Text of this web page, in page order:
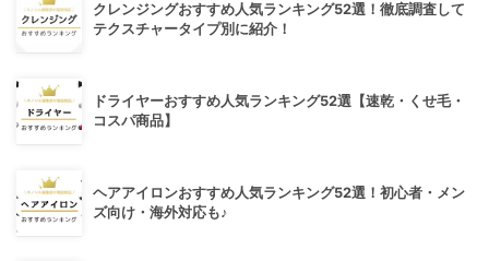
クレンジングおすすめ人気ランキング52選！徹底調査して
テクスチャータイプ別に紹介！
ドライヤーおすすめ人気ランキング52選【速乾・くせ毛・
コスパ商品】
ヘアアイロンおすすめ人気ランキング52選！初心者・メン
ズ向け・海外対応も♪